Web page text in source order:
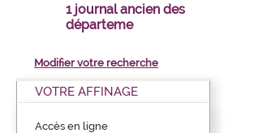
1 journal ancien des
départeme
Modifier votre recherche
VOTRE AFFINAGE
Accès en ligne